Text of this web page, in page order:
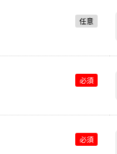
任意
必須
必須